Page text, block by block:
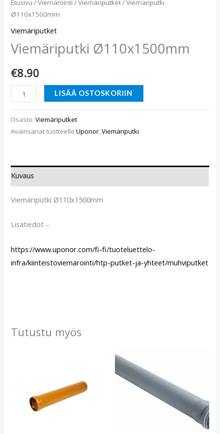
Etusivu /Viemäröinti /Viemäriputket/ Viemäriputki
Ø110x1500mm
Viemäriputket
Viemäriputki Ø110x1500mm
€8.90
LISÄÄ OSTOSKORIIN
Osasto:Viemäriputket
Avainsanat tuotteelleUponor,Viemäriputki
Kuvaus
Viemäriputki Ø110x1500mm
Lisätiedot –
https://www.uponor.com/fi-fi/tuoteluettelo-
infra/kiinteistoviemarointi/htp-putket-ja-yhteet/muhviputket
Tutustu myös